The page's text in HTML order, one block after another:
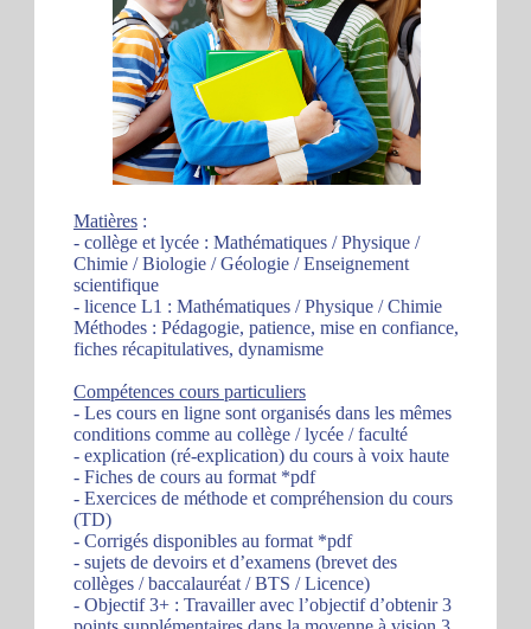
Matières :
- collège et lycée : Mathématiques / Physique /
Chimie / Biologie / Géologie / Enseignement
scientifique
- licence L1 : Mathématiques / Physique / Chimie
Méthodes : Pédagogie, patience, mise en confiance,
fiches récapitulatives, dynamisme
Compétences cours particuliers
- Les cours en ligne sont organisés dans les mêmes
conditions comme au collège / lycée / faculté
- explication (ré-explication) du cours à voix haute
- Fiches de cours au format *pdf
- Exercices de méthode et compréhension du cours
(TD)
- Corrigés disponibles au format *pdf
- sujets de devoirs et d’examens (brevet des
collèges / baccalauréat / BTS / Licence)
- Objectif 3+ : Travailler avec l’objectif d’obtenir 3